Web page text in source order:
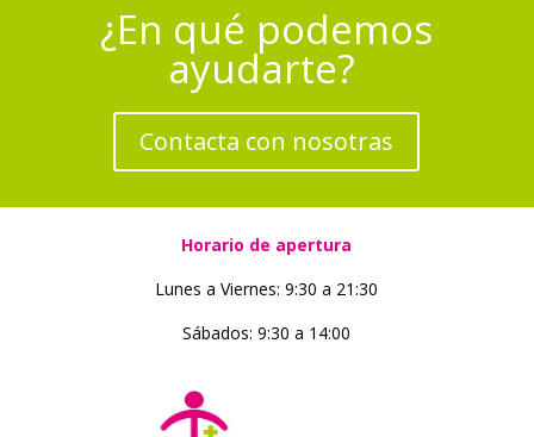
¿En qué podemos
ayudarte?
Contacta con nosotras
Horario de apertura
Lunes a Viernes: 9:30 a 21:30
Sábados: 9:30 a 14:00